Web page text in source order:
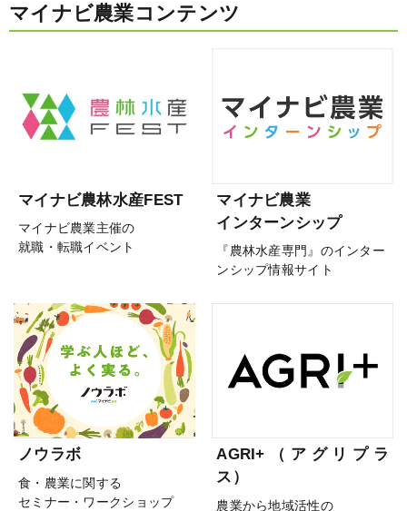
マイナビ農業コンテンツ
マイナビ農林水産FEST
マイナビ農業主催の
就職・転職イベント
マイナビ農業
インターンシップ
『農林水産専門』のインター
ンシップ情報サイト
ノウラボ
食・農業に関する
セミナー・ワークショップ
AGRI+（アグリプラ
ス）
農業から地域活性の